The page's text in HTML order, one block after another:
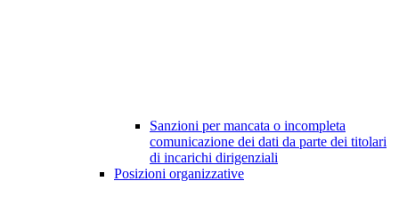
Sanzioni per mancata o incompleta
comunicazione dei dati da parte dei titolari
di incarichi dirigenziali
Posizioni organizzative